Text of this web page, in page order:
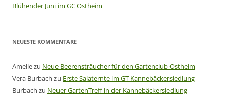
Blühender Juni im GC Ostheim
NEUESTE KOMMENTARE
Ameliezu Neue Beerensträucher für den Gartenclub Ostheim
Vera Burbach zu Erste Salaternte im GT Kannebäckersiedlung
Burbach zu Neuer GartenTreff in der Kannebäckersiedlung